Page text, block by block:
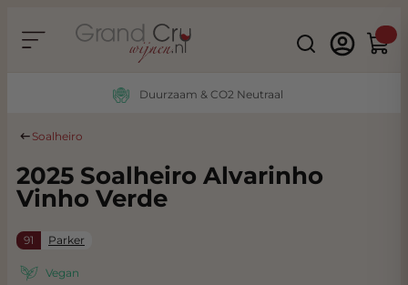
Search
Duurzaam & CO2 Neutraal
Soalheiro
2025 Soalheiro Alvarinho
Vinho Verde
91 Parker
Vegan